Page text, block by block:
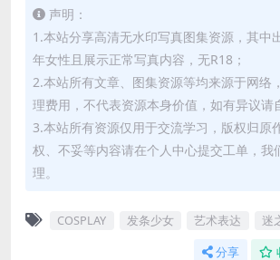
声明：
1.本站分享高清无水印写真图集资源，其中
年女性且展示正常写真内容，无R18；
2.本站所有文章、图集资源等均来源于网络
理费用，不代表资源本身价值，如有异议请
3.本站所有资源仅用于交流学习，版权归原
权、不妥等内容请在个人中心提交工单，我
理。
COSPLAY 发条少女 艺术表达 迷
分享